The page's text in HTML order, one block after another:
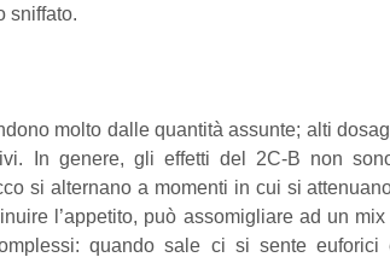
sniffato.
molto dalle quantità assunte; alti
In genere, gli effetti del 2C-B non
si alternano a momenti in cui si
l’appetito, può assomigliare ad un
quando sale ci si sente